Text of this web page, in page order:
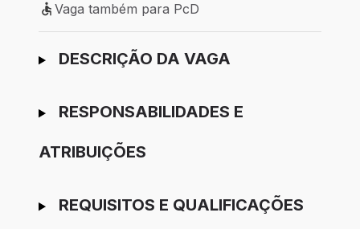
Vaga também para PcD
Vaga também para PcD
Ir para candidatura
DESCRIÇÃO DA VAGA
RESPONSABILIDADES E
ATRIBUIÇÕES
REQUISITOS E QUALIFICAÇÕES